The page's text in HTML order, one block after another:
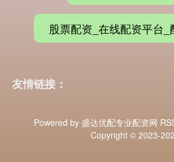
股票配资_在线配资平台_
友情链接：
Powered by 盛达优配专业配资网
Copyright © 2023-